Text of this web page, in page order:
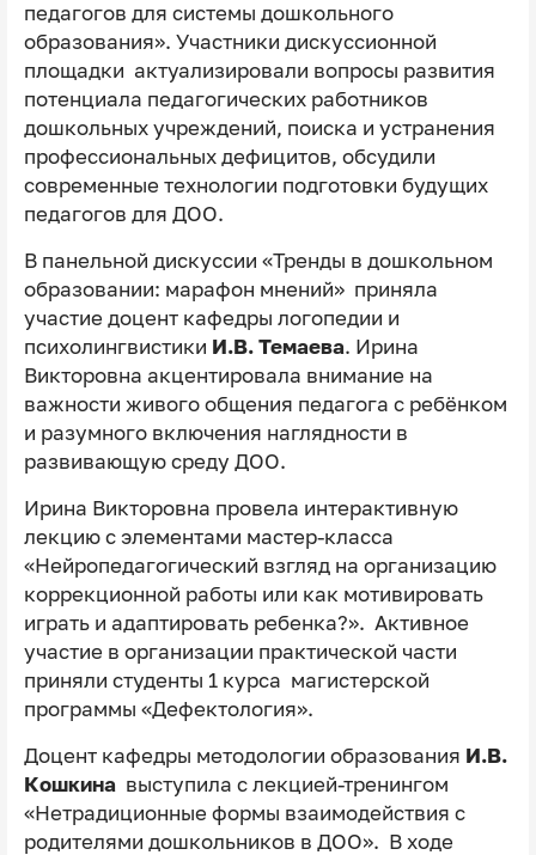
педагогов для системы дошкольного
образования». Участники дискуссионной
площадки актуализировали вопросы развития
потенциала педагогических работников
дошкольных учреждений, поиска и устранения
профессиональных дефицитов, обсудили
современные технологии подготовки будущих
педагогов для ДОО.
В панельной дискуссии «Тренды в дошкольном
образовании: марафон мнений» приняла
участие доцент кафедры логопедии и
психолингвистики И.В. Темаева. Ирина
Викторовна акцентировала внимание на
важности живого общения педагога с ребёнком
и разумного включения наглядности в
развивающую среду ДОО.
Ирина Викторовна провела интерактивную
лекцию с элементами мастер-класса
«Нейропедагогический взгляд на организацию
коррекционной работы или как мотивировать
играть и адаптировать ребенка?». Активное
участие в организации практической части
приняли студенты 1 курса магистерской
программы «Дефектология».
Доцент кафедры методологии образования И.В.
Кошкинавыступила с лекцией-тренингом
«Нетрадиционные формы взаимодействия с
родителями дошкольников в ДОО». В ходе